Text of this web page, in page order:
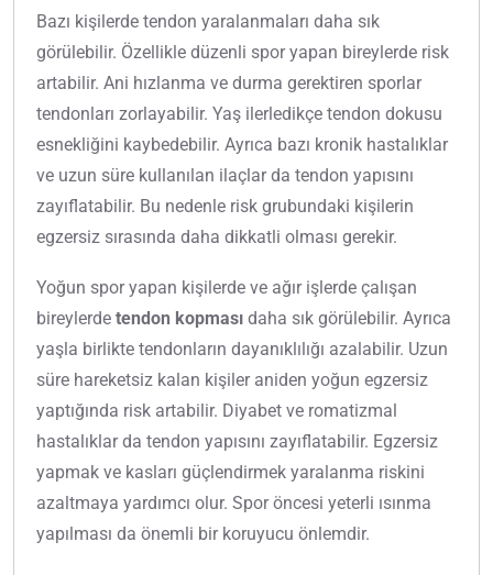
Bazı kişilerde tendon yaralanmaları daha sık
görülebilir. Özellikle düzenli spor yapan bireylerde risk
artabilir. Ani hızlanma ve durma gerektiren sporlar
tendonları zorlayabilir. Yaş ilerledikçe tendon dokusu
esnekliğini kaybedebilir. Ayrıca bazı kronik hastalıklar
ve uzun süre kullanılan ilaçlar da tendon yapısını
zayıflatabilir. Bu nedenle risk grubundaki kişilerin
egzersiz sırasında daha dikkatli olması gerekir.
Yoğun spor yapan kişilerde ve ağır işlerde çalışan
bireylerde tendon kopması daha sık görülebilir. Ayrıca
yaşla birlikte tendonların dayanıklılığı azalabilir. Uzun
süre hareketsiz kalan kişiler aniden yoğun egzersiz
yaptığında risk artabilir. Diyabet ve romatizmal
hastalıklar da tendon yapısını zayıflatabilir. Egzersiz
yapmak ve kasları güçlendirmek yaralanma riskini
azaltmaya yardımcı olur. Spor öncesi yeterli ısınma
yapılması da önemli bir koruyucu önlemdir.